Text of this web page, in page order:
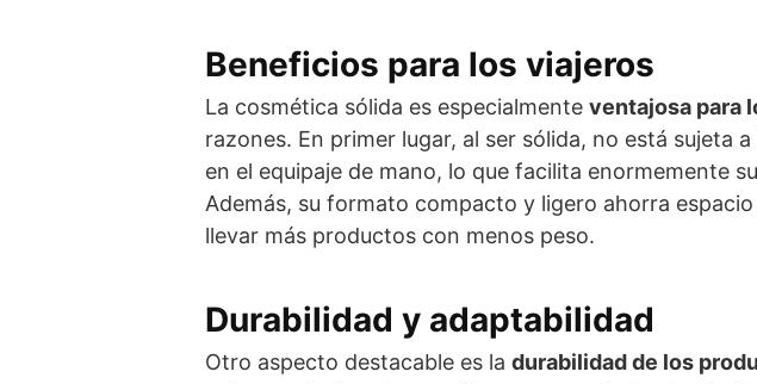
Beneficios para los viajeros
La cosmética sólida es especialmente ventajosa para
razones. En primer lugar, al ser sólida, no está sujeta
en el equipaje de mano, lo que facilita enormemente
Además, su formato compacto y ligero ahorra
llevar más productos con menos peso.
Durabilidad y adaptabilidad
Otro aspecto destacable es la durabilidad de los